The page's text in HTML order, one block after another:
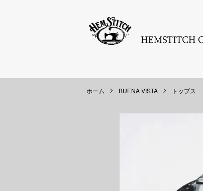
ホーム BUENA VISTA トップス